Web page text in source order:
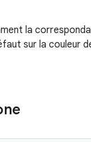
la
sur la couleur